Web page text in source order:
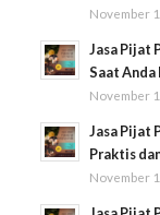
November
Jasa Pijat
Saat Anda
November
Jasa Pijat
Praktis
November